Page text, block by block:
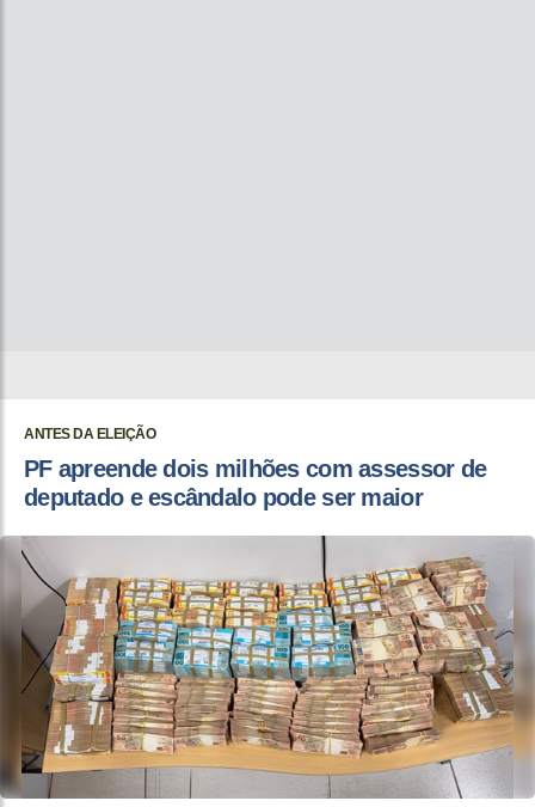
ANTES DA ELEIÇÃO
PF apreende dois milhões com assessor de
deputado e escândalo pode ser maior